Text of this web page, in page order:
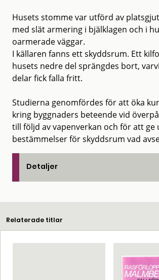
Husets stomme var utförd av
med slät armering i bjälklagen och i
oarmerade väggar.
I källaren fanns ett skyddsrum. Ett
husets nedre del sprängdes bort,
delar fick falla fritt.
Studierna genomfördes för att öka
kring byggnaders beteende vid
till följd av vapenverkan och för att ge
bestämmelser för skyddsrum vad
Detaljer
Relaterade titlar